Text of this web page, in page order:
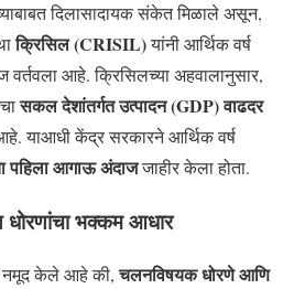
दिलासादायक संकेत मिळाले असून,
क्रिसिल (CRISIL)यांनी आर्थिक वर्ष
वर्तवला आहे. क्रिसिलच्या अहवालानुसार,
सकल देशांतर्गत उत्पादन (GDP) वाढदर
याआधी केंद्र सरकारने आर्थिक वर्ष
पहिला आगाऊ अंदाजजाहीर केला होता.
भक्कम आधार
नमूद केले आहे की,चलनविषयक धोरणे आणि